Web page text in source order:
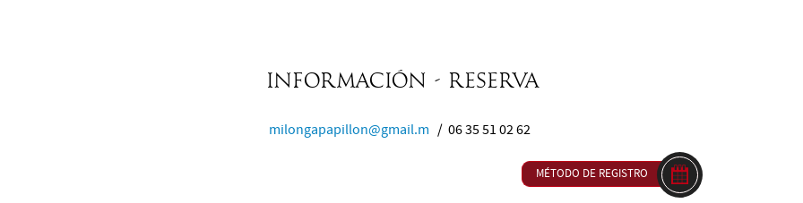
Información - Reserva
milongapapillon@gmail.m / 06 35 51 02 62
MÉTODO DE REGISTRO